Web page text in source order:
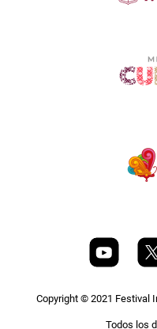
Copyright © 2021 Festival
Todos los